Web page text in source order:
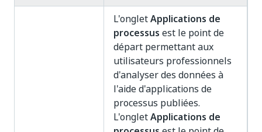
L'ongletApplications de
processus est le point de
départ permettant aux
utilisateurs professionnels
d'analyser des données à
l'aide d'applications de
processus publiées.
L'ongletApplications de